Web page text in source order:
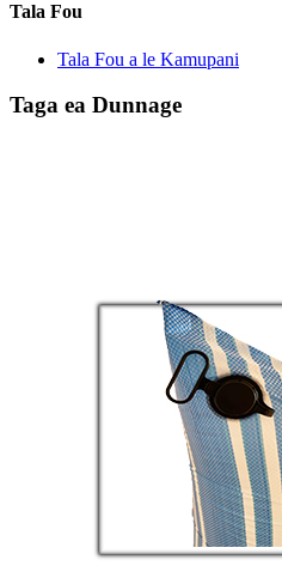
Tala Fou
Tala Fou a le Kamupani
Taga ea Dunnage